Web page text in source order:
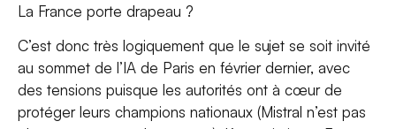
La France porte drapeau ?
C’est donc très logiquement que le sujet se soit invité
au sommet de l’IA de Paris en février dernier, avec
des tensions puisque les autorités ont à cœur de
protéger leurs champions nationaux (Mistral n’est pas